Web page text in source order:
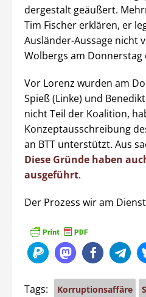
dergestalt geäußert.
Tim Fischer erklären, er
Ausländer-Aussage nicht
Wolbergs am
Vor Lorenz wurden am
Spieß (Linke) und
nicht Teil der Koalition,
Konzeptausschreibung
an BTT unterstützt. Aus
Diese Gründe haben
ausgeführt.
Der Prozess wir am
Tags: Korruptionsaffäre